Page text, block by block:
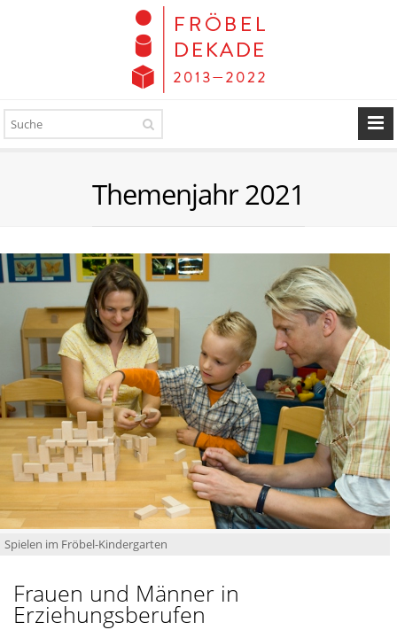
Themenjahr 2021
Spielen im Fröbel-Kindergarten
Frauen und Männer in
Erziehungsberufen